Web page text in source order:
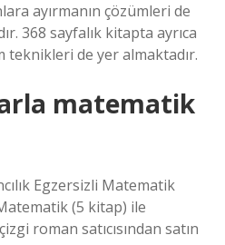
ayırmanın çözümleri de
368 sayfalık kitapta ayrıca
de yer almaktadır.
matematik
Egzersizli Matematik
(5 kitap) ile
roman satıcısından satın